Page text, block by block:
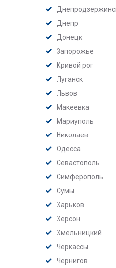
Днепр
Донецк
Запорожье
Кривой рог
Луганск
Львов
Макеевка
Мариуполь
Николаев
Одесса
Севастополь
Симферополь
Сумы
Харьков
Херсон
Хмельницкий
Черкассы
Чернигов